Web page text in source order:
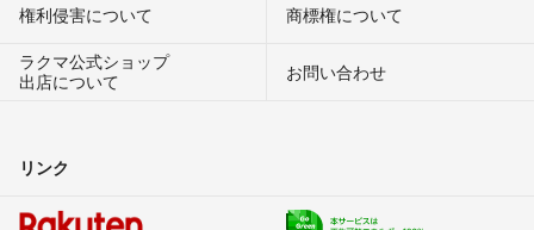
権利侵害について
商標権について
ラクマ公式ショップ
出店について
お問い合わせ
リンク